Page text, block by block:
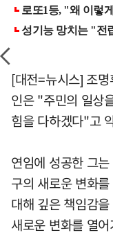
[대전=뉴시스] 조
인은 "주민의 일상
힘을 다하겠다"고
연임에 성공한 그
구의 새로운 변화
대해 깊은 책임감
새로운 변화를 열